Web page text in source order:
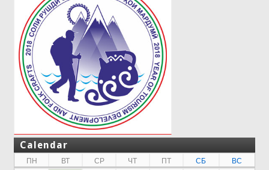
Calendar
ПН ВТ СР ЧТ ПТ СБ
ВС